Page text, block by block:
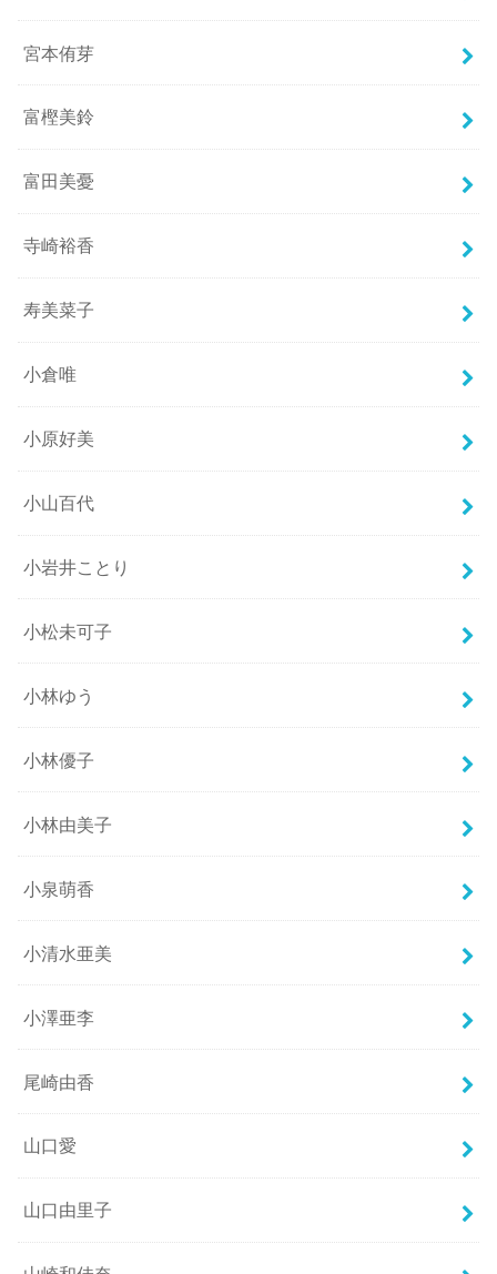
宮本侑芽
富樫美鈴
富田美憂
寺崎裕香
寿美菜子
小倉唯
小原好美
小山百代
小岩井ことり
小松未可子
小林ゆう
小林優子
小林由美子
小泉萌香
小清水亜美
小澤亜李
尾崎由香
山口愛
山口由里子